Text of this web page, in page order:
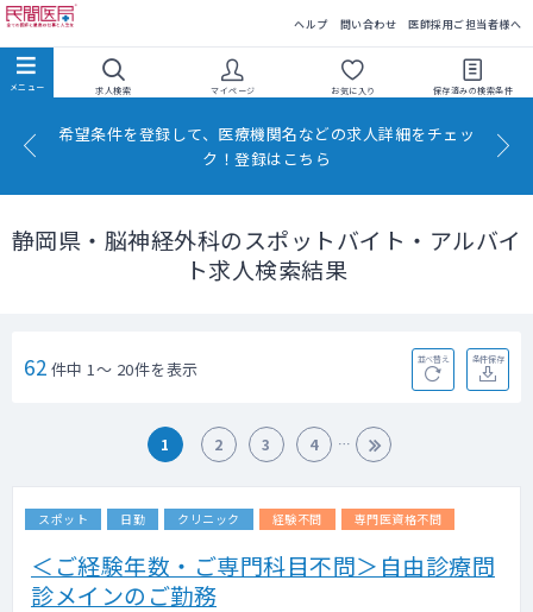
ヘルプ 問い合わせ 医師採用ご担当者様へ
求人検索 マイページ お気に入り 保存済みの検索条件
希望条件を登録して、医療機関名などの求人詳細をチェッ
ク！登録はこちら
静岡県・脳神経外科のスポットバイト・アルバイ
ト求人検索結果
62 件中 1～ 20件を表示 並べ替え 条件保存
1 2 3 4
スポット 日勤 クリニック 経験不問 専門医資格不問
＜ご経験年数・ご専門科目不問＞自由診療問
診メインのご勤務